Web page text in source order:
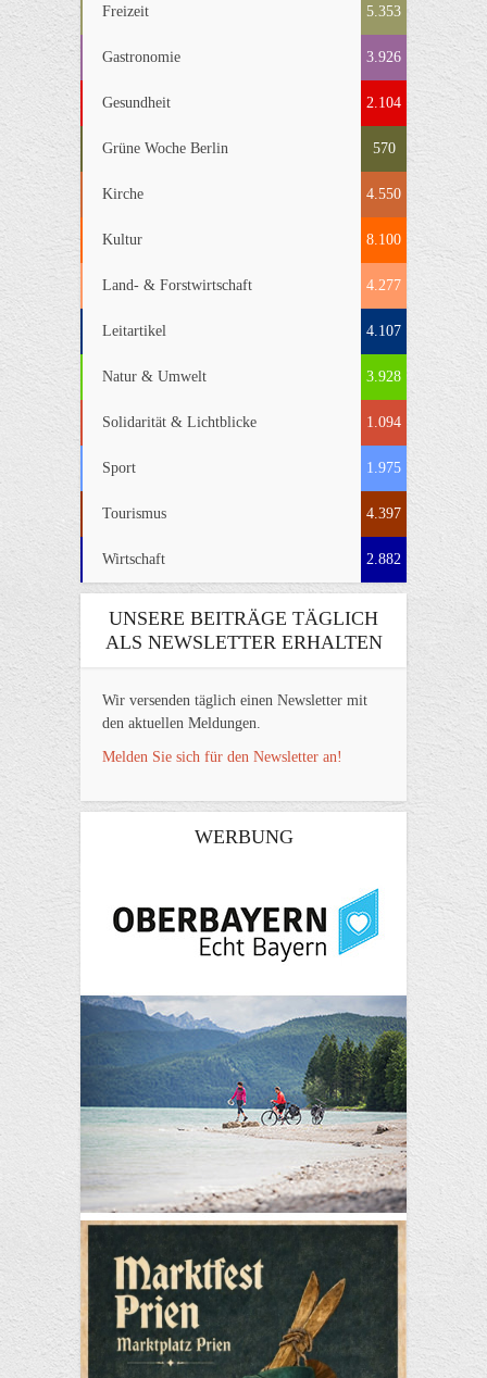
Freizeit 5.353
Gastronomie 3.926
Gesundheit 2.104
Grüne Woche Berlin 570
Kirche 4.550
Kultur 8.100
Land- & Forstwirtschaft 4.277
Leitartikel 4.107
Natur & Umwelt 3.928
Solidarität & Lichtblicke 1.094
Sport 1.975
Tourismus 4.397
Wirtschaft 2.882
UNSERE BEITRÄGE TÄGLICH
ALS NEWSLETTER ERHALTEN
Wir versenden täglich einen Newsletter mit
den aktuellen Meldungen.
Melden Sie sich für den Newsletter an!
WERBUNG